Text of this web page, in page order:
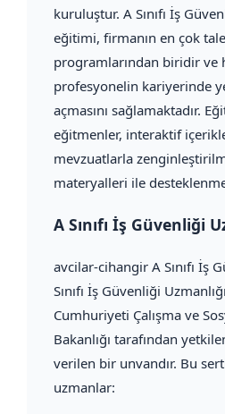
kuruluştur. A Sınıfı İş
eğitimi, firmanın en çok
programlarından biridir ve
profesyonelin kariyerinde
açmasını sağlamaktadır.
eğitmenler, interaktif
mevzuatlarla
materyalleri ile
A Sınıfı İş Güvenliği
avcilar-cihangir A Sınıfı İş
Sınıfı İş Güvenliği
Cumhuriyeti Çalışma ve
Bakanlığı tarafından
verilen bir unvandır. Bu
uzmanlar: